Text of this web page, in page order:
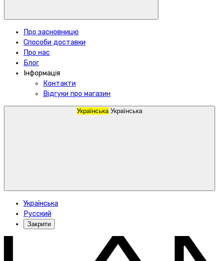
Про засновницю
Способи доставки
Про нас
Блог
Інформація
Контакти
Відгуки про магазин
Українська Українська
Українська
Русский
Закрити